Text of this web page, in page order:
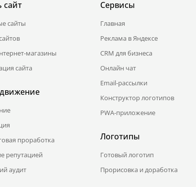
сайт
сайты
магазины
сайта
проработка
репутацией
аудит
Сервисы
Главная
Реклама в Яндексе
CRM для бизнеса
Онлайн чат
Email-рассылки
Конструктор логотипов
PWA-приложение
Логотипы
Готовый логотип
Прорисовка и доработка